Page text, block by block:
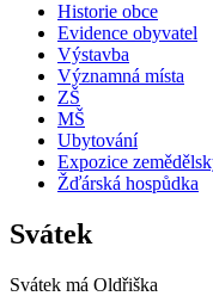
Historie obce
Evidence obyvatel
Výstavba
Významná místa
ZŠ
MŠ
Ubytování
Expozice
Žďárská hospůdka
Svátek
Svátek má Oldřiška